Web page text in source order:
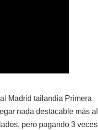
Madrid tailandia Primera
nada destacable más
pero pagando 3 veces